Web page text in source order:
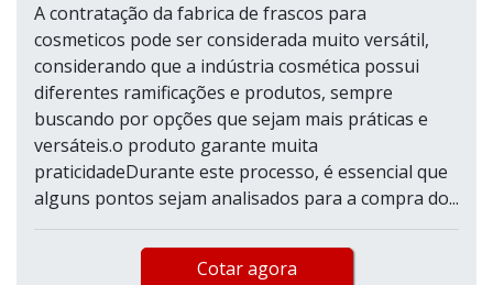
A contratação da fabrica de frascos para
cosmeticos pode ser considerada muito versátil,
considerando que a indústria cosmética possui
diferentes ramificações e produtos, sempre
buscando por opções que sejam mais práticas e
versáteis.o produto garante muita
praticidadeDurante este processo, é essencial que
alguns pontos sejam analisados para a compra do...
Cotar agora